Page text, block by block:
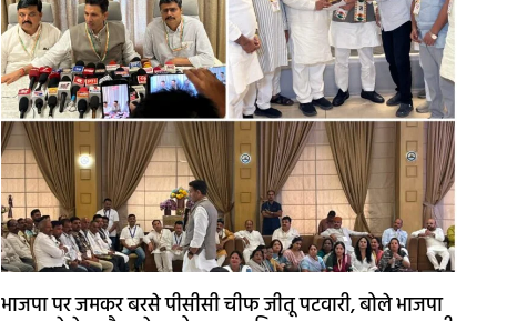
भाजपा पर जमकर बरसे पीसीसी चीफ जीतू पटवारी, बोले भाजपा